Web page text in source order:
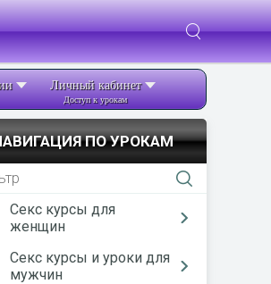
Личный кабинет
Доступ к урокам
ПО УРОКАМ
Секс курсы для
женщин
Секс курсы и уроки для
мужчин